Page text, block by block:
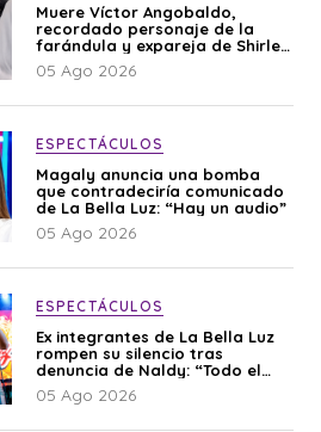
Muere Víctor Angobaldo,
recordado personaje de la
farándula y expareja de Shirley
Cherres
05 Ago 2026
ESPECTÁCULOS
Magaly anuncia una bomba
que contradeciría comunicado
de La Bella Luz: “Hay un audio”
05 Ago 2026
ESPECTÁCULOS
Ex integrantes de La Bella Luz
rompen su silencio tras
denuncia de Naldy: “Todo el
mundo lo sabía”
05 Ago 2026